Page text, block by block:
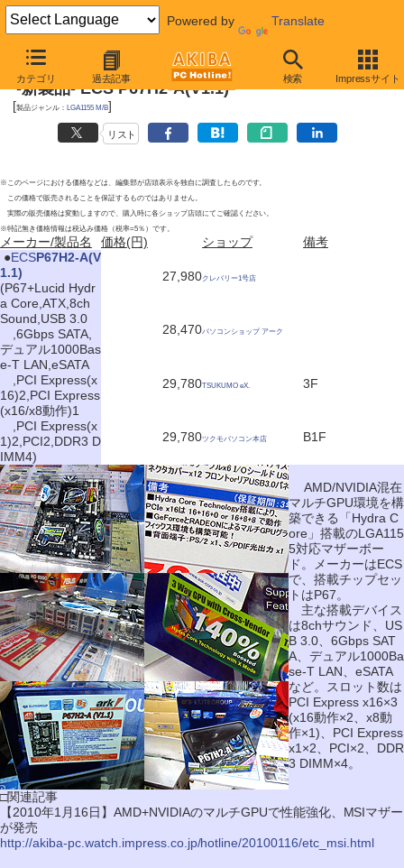
Powered by Translate
カテゴリ 過去記事 検索 Impressサイト
2011年4月9日
-新製品- ECS P67H2-A(V1.1)
[製品ジャンル： LGA1155 M/B]
リスト
※このページにおける価格などは、編集部が店頭表示を独自に調査したものです。
この価格で販売されることを保証するものではありません。
実際の販売価格は変動しますので、購入時に各ショップ店頭にてご確認ください。
※特記無き価格情報は税込み価格（税率=5％）です。
メーカー/製品名 価格(円) ショップ
備考
●ECSP67H2-A(V
1.1)
(P67+Lucid Hydr
a Core,ATX,8ch
Sound,USB 3.0
,6Gbps SATA,
デュアル1000Bas
e-T LAN,eSATA
,PCI Express(x
16)2,PCI Express
(x16/x8動作)1
,PCI Express(x
1)2,PCI2,DDR3 D
IMM4)
27,980クレバリー1号店
28,470パソコンショップ アーク
29,780TSUKUMO eX. 3F
29,780ツクモパソコン本店 B1F
AMD/NVIDIA混在
マルチGPU環境を構
築できる「Hydra C
ore」搭載のLGA115
5対応マザーボー
ド。メーカーはECS
で、搭載チップセッ
トはP67。
主な搭載デバイス
は8chサウンド、US
B 3.0、6Gbps SAT
A、デュアル1000Ba
se-T LAN、eSATA
など。スロット数は
PCI Express x16×3
(x16動作×2、x8動
作×1)、PCI Express
x1×2、PCI×2、DDR
3 DIMM×4。
□関連記事
【2010年1月16日】AMD+NVIDIAのマルチGPUで性能強化、MSIマザー
が発売
http://akiba-pc.watch.impress.co.jp/hotline/20100116/etc_msi.html